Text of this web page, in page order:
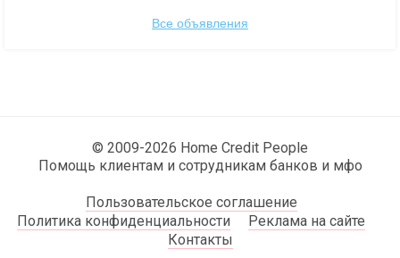
Все объявления
© 2009-2026 Home Credit People
Помощь клиентам и сотрудникам банков и мфо
Пользовательское соглашение
Политика конфиденциальности
Реклама на сайте
Контакты